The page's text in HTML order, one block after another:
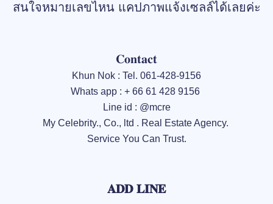
สนใจหมายเลขไหน แคปภาพแจ้งเซลล์ได้เลยค่ะ
𝐂𝐨𝐧𝐭𝐚𝐜𝐭
Khun Nok : Tel. 061-428-9156
Whats app : + 66 61 428 9156
Line id : @mcre
My Celebrity., Co., ltd . Real Estate Agency.
Service You Can Trust.
𝐀𝐃𝐃 𝐋𝐈𝐍𝐄